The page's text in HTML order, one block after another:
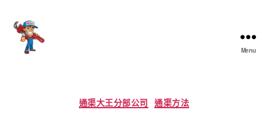
Menu
Categories
通渠大王分部公司 通渠方法